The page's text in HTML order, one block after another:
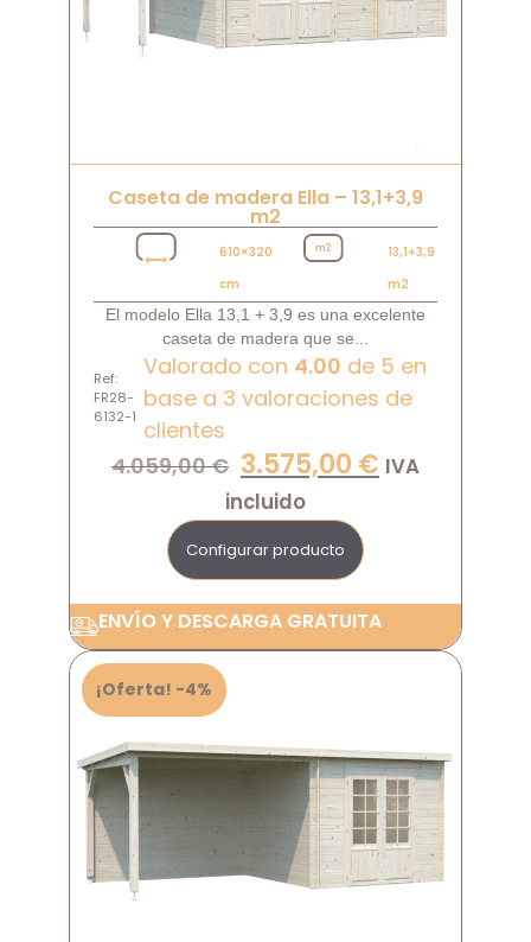
Caseta de madera Ella – 13,1+3,9
m2
610×320
cm
13,1+3,9
m2
El modelo Ella 13,1 + 3,9 es una excelente
caseta de madera que se...
Ref:
FR28-
6132-1
Valorado con 4.00 de 5 en
base a 3 valoraciones de
clientes
4.059,00€ 3.575,00 € IVA
incluido
Configurar producto
ENVÍO Y DESCARGA GRATUITA
¡Oferta! -4%